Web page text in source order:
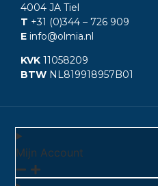
4004 JA Tiel
T +31 (0)344 – 726 909
E info@olmia.nl
KVK 11058209
BTW NL819918957B01
Mijn Account